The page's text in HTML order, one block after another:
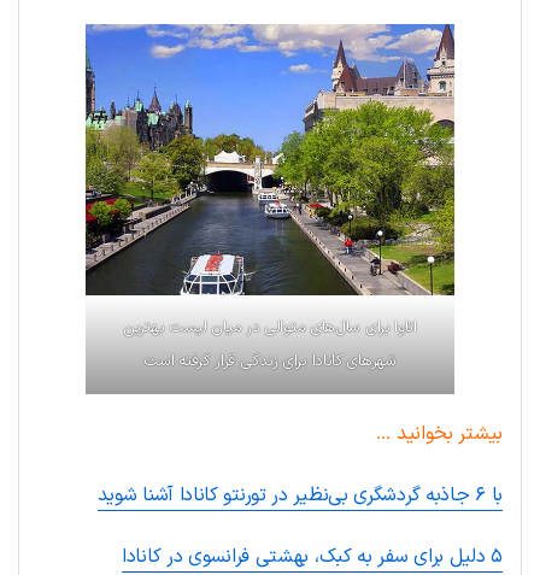
اتاوا برای سال‌های متوالی در میان لیست بهترین
شهرهای کانادا برای زندگی قرار گرفته است
بیشتر بخوانید …
با ۶ جاذبه گردشگری بی‌نظیر در تورنتو کانادا آشنا شوید
۵ دلیل برای سفر به کبک، بهشتی فرانسوی در کانادا